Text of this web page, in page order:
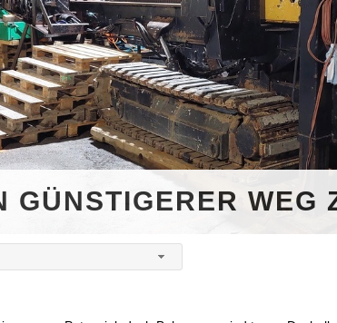
GÜNSTIGERER WEG